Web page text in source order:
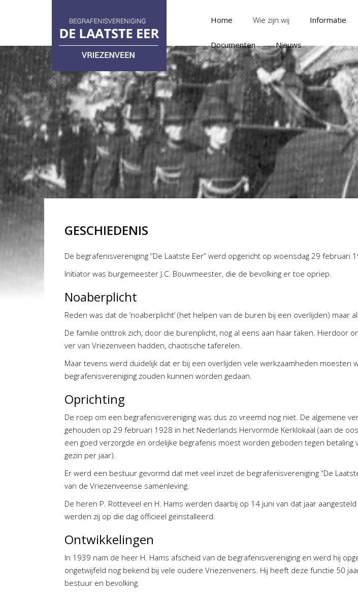
Home Wie zijn wij Informatie
Documenten Nieuws
GESCHIEDENIS
De begrafenisvereniging “De Laatste Eer” werd opgericht op woensdag 29 februari
Initiator was burgemeester J.C. Bouwmeester, die de bevolking er toe opriep.
Noaberplicht
Reden was dat de ‘noaberplicht’ (het helpen van de buren bij een overlijden) maar
De familie onttrok zich, door die burenplicht, nog al eens aan haar taken. Hierdoor
ver van Vriezenveen hadden, chaotische taferelen.
Maar tevens werd duidelijk dat er bij een overlijden vele werkzaamheden
begrafenisvereniging zouden kunnen worden gedaan.
Oprichting
De roep om een begrafenisvereniging was dus zo vreemd nog niet. De algemene
gehouden op 29 februari 1928 in het Nederlands Hervormde Kerklokaal (aan de
een goed verzorgde en ordelijke begrafenis moest worden geboden tegen
gezin per jaar).
Er werd een bestuur gevormd dat met veel inzet de begrafenisvereniging “De
van de Vriezenveense samenleving.
De heren P. Rotteveel en H. Hams werden daarbij op 14 juni van dat jaar
werden zij op die dag officieel geïnstalleerd.
Ontwikkelingen
In 1939 nam de heer H. Hams afscheid van de begrafenisvereniging en werd hij
ongetwijfeld nog bekend bij vele oudere Vriezenveners. Hij heeft deze functie 50
bestuur en bevolking.